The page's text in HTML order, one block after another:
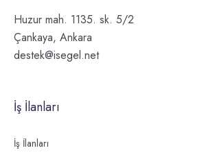
Huzur mah. 1135. sk. 5/2
Çankaya, Ankara
destek@isegel.net
İş İlanları
İş İlanları